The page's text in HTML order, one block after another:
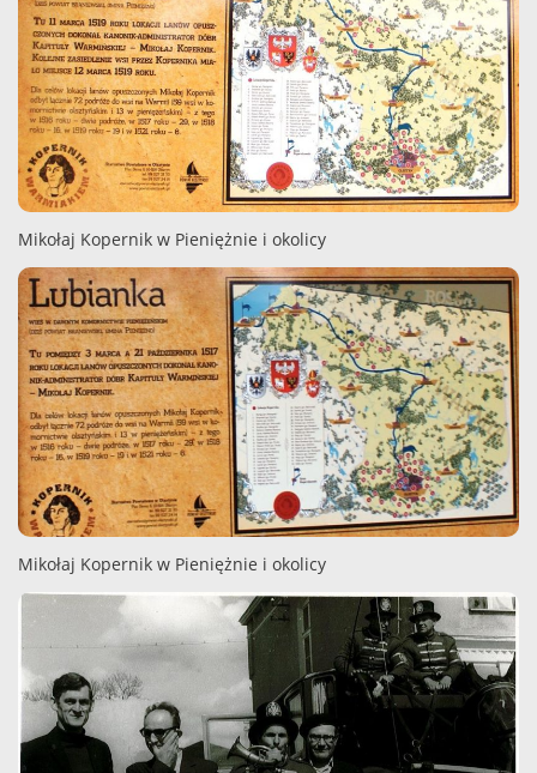
Mikołaj Kopernik w Pieniężnie i okolicy
Mikołaj Kopernik w Pieniężnie i okolicy